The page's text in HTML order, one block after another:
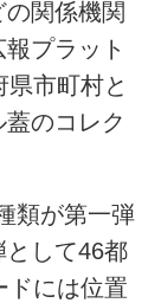
関係機関
プラット
市町村と
のコレク
類が第一弾
として46都
ドには位置